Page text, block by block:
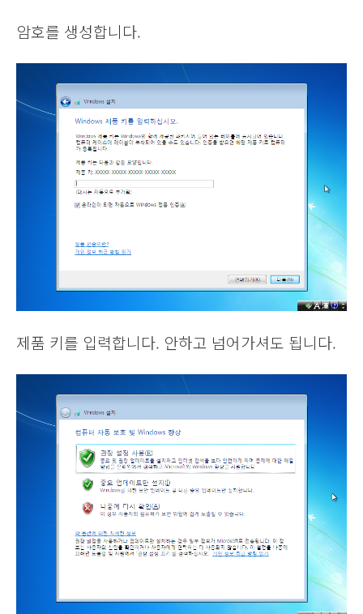
암호를 생성합니다.
제품 키를 입력합니다. 안하고 넘어가셔도 됩니다.